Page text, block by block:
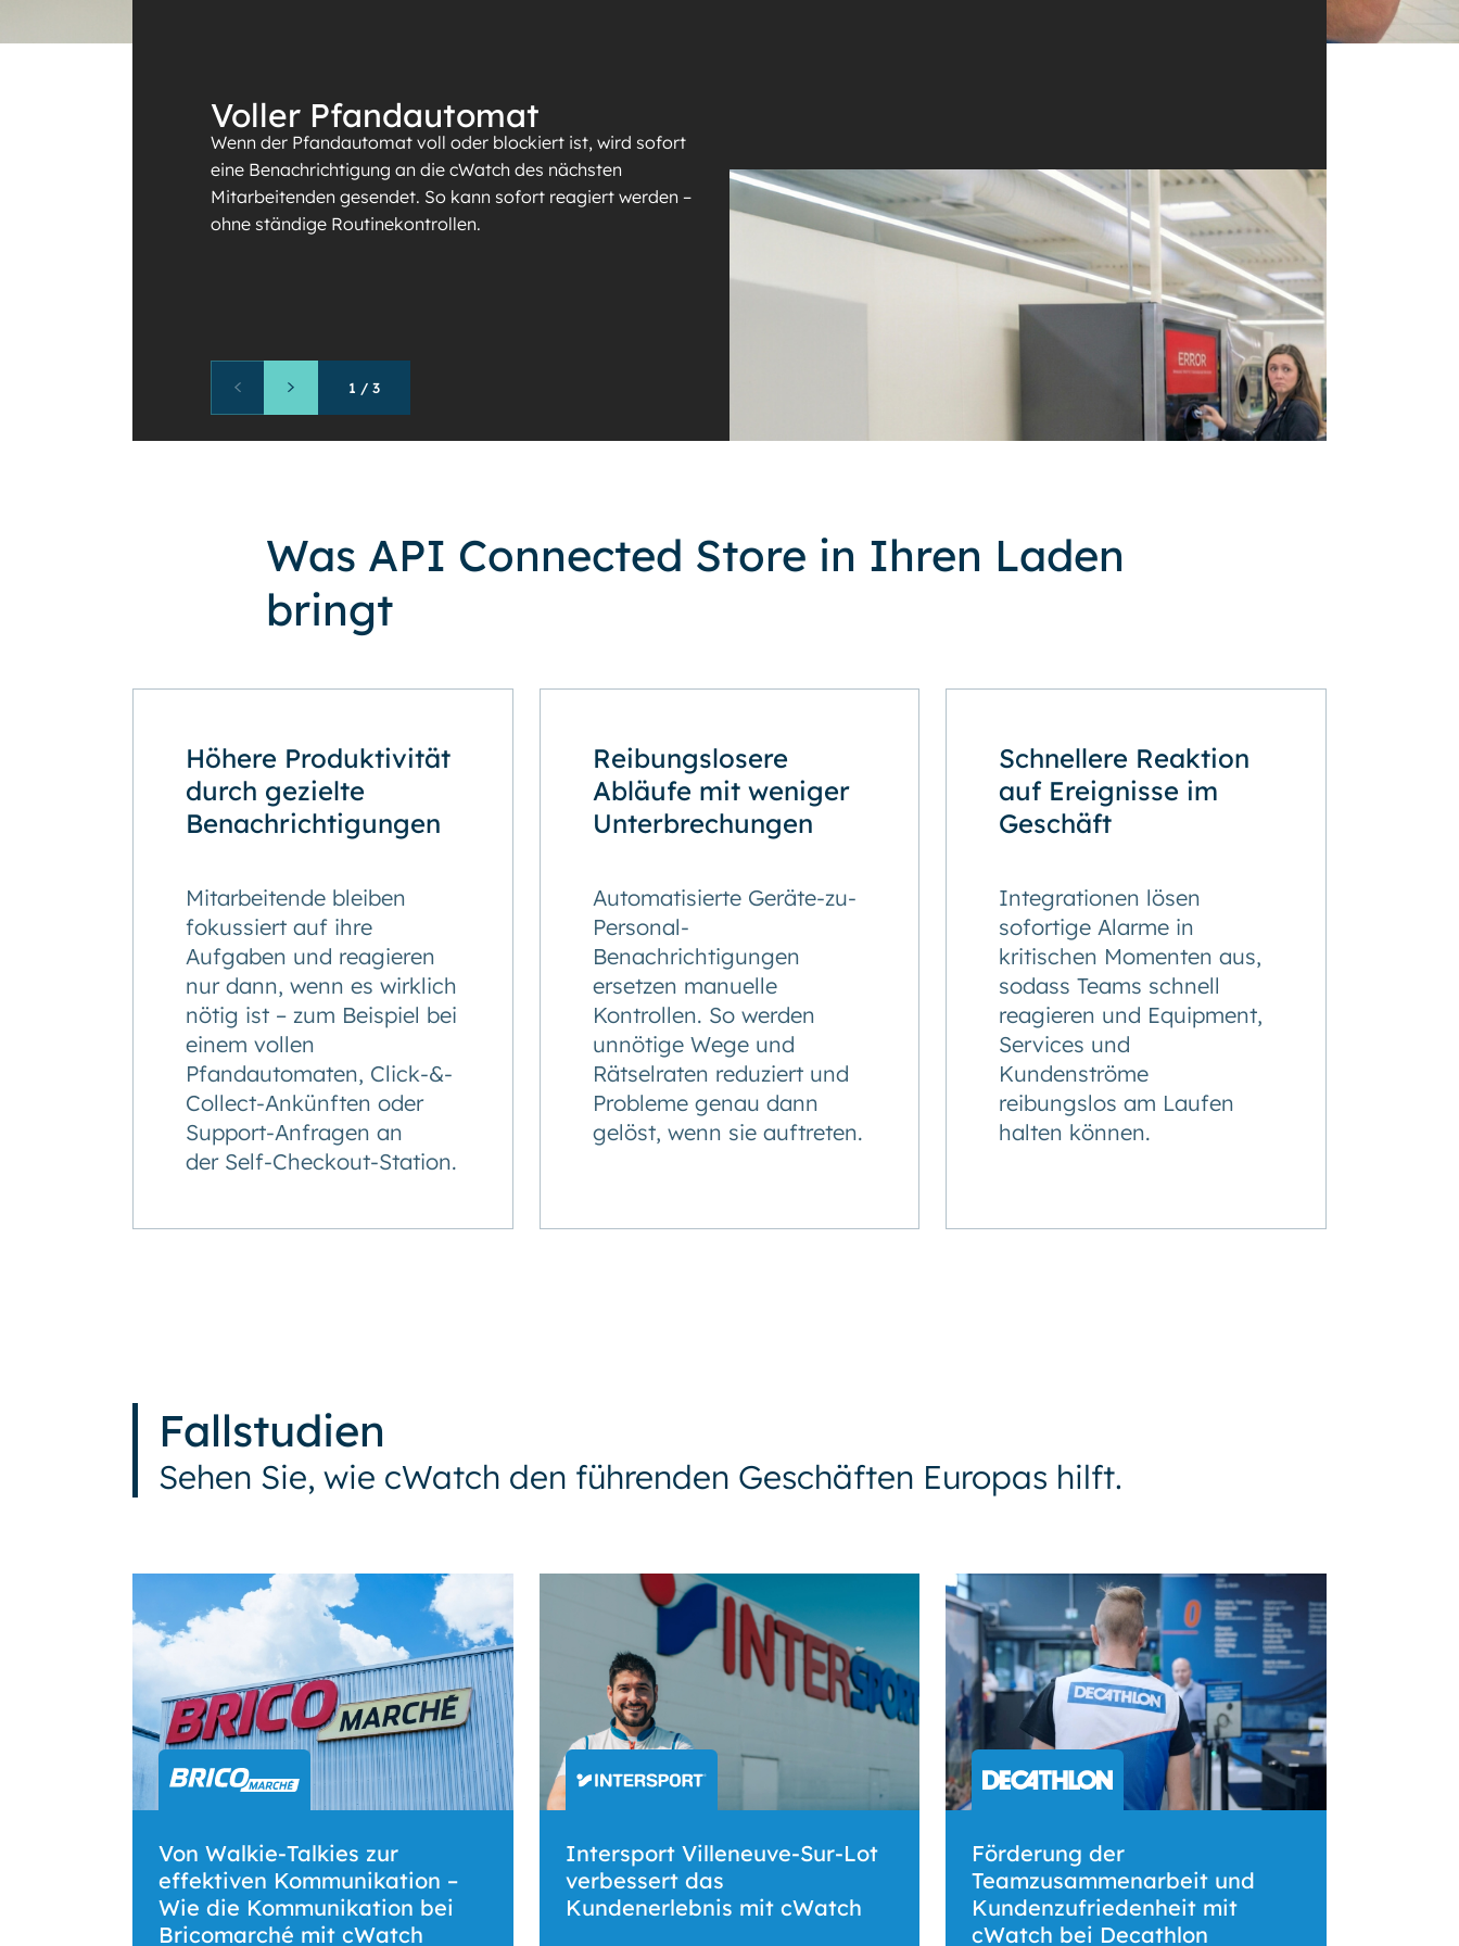
Voller Pfandautomat
Wenn der Pfandautomat voll oder blockiert ist, wird sofort
eine Benachrichtigung an die cWatch des nächsten
Mitarbeitenden gesendet. So kann sofort reagiert werden –
ohne ständige Routinekontrollen.
1 / 3
Was API Connected Store in Ihren Laden
bringt
Höhere Produktivität
durch gezielte
Benachrichtigungen
Mitarbeitende bleiben
fokussiert auf ihre
Aufgaben und reagieren
nur dann, wenn es wirklich
nötig ist – zum Beispiel bei
einem vollen
Pfandautomaten, Click-&-
Collect-Ankünften oder
Support-Anfragen an
der Self-Checkout-Station.
Reibungslosere
Abläufe mit weniger
Unterbrechungen
Automatisierte Geräte-zu-
Personal-
Benachrichtigungen
ersetzen manuelle
Kontrollen. So werden
unnötige Wege und
Rätselraten reduziert und
Probleme genau dann
gelöst, wenn sie auftreten.
Schnellere Reaktion
auf Ereignisse im
Geschäft
Integrationen lösen
sofortige Alarme in
kritischen Momenten aus,
sodass Teams schnell
reagieren und Equipment,
Services und
Kundenströme
reibungslos am Laufen
halten können.
Fallstudien
Sehen Sie, wie cWatch den führenden Geschäften Europas hilft.
Von Walkie-Talkies zur
effektiven Kommunikation –
Wie die Kommunikation bei
Bricomarché mit cWatch
Intersport Villeneuve-Sur-Lot
verbessert das
Kundenerlebnis mit cWatch
Förderung der
Teamzusammenarbeit und
Kundenzufriedenheit mit
cWatch bei Decathlon